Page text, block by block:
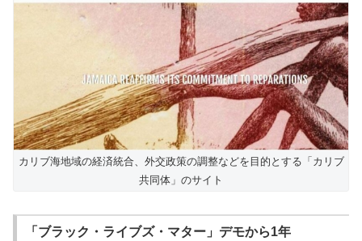
カリブ海地域の経済統合、外交政策の調整などを目的とする「カリブ
共同体」のサイト
「ブラック・ライブズ・マター」デモから1年